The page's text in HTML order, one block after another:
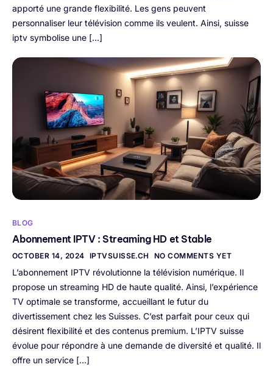
apporté une grande flexibilité. Les gens peuvent
personnaliser leur télévision comme ils veulent. Ainsi, suisse
iptv symbolise une […]
BLOG
Abonnement IPTV : Streaming HD et Stable
OCTOBER 14, 2024 IPTVSUISSE.CH NO COMMENTS YET
L’abonnement IPTV révolutionne la télévision numérique. Il
propose un streaming HD de haute qualité. Ainsi, l’expérience
TV optimale se transforme, accueillant le futur du
divertissement chez les Suisses. C’est parfait pour ceux qui
désirent flexibilité et des contenus premium. L’IPTV suisse
évolue pour répondre à une demande de diversité et qualité. Il
offre un service […]